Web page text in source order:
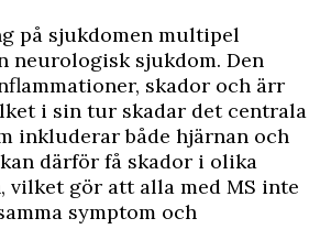
på sjukdomen multipel
neurologisk sjukdom. Den
skador och ärr
i sin tur skadar det centrala
inkluderar både hjärnan och
därför få skador i olika
vilket gör att alla med MS inte
symptom och